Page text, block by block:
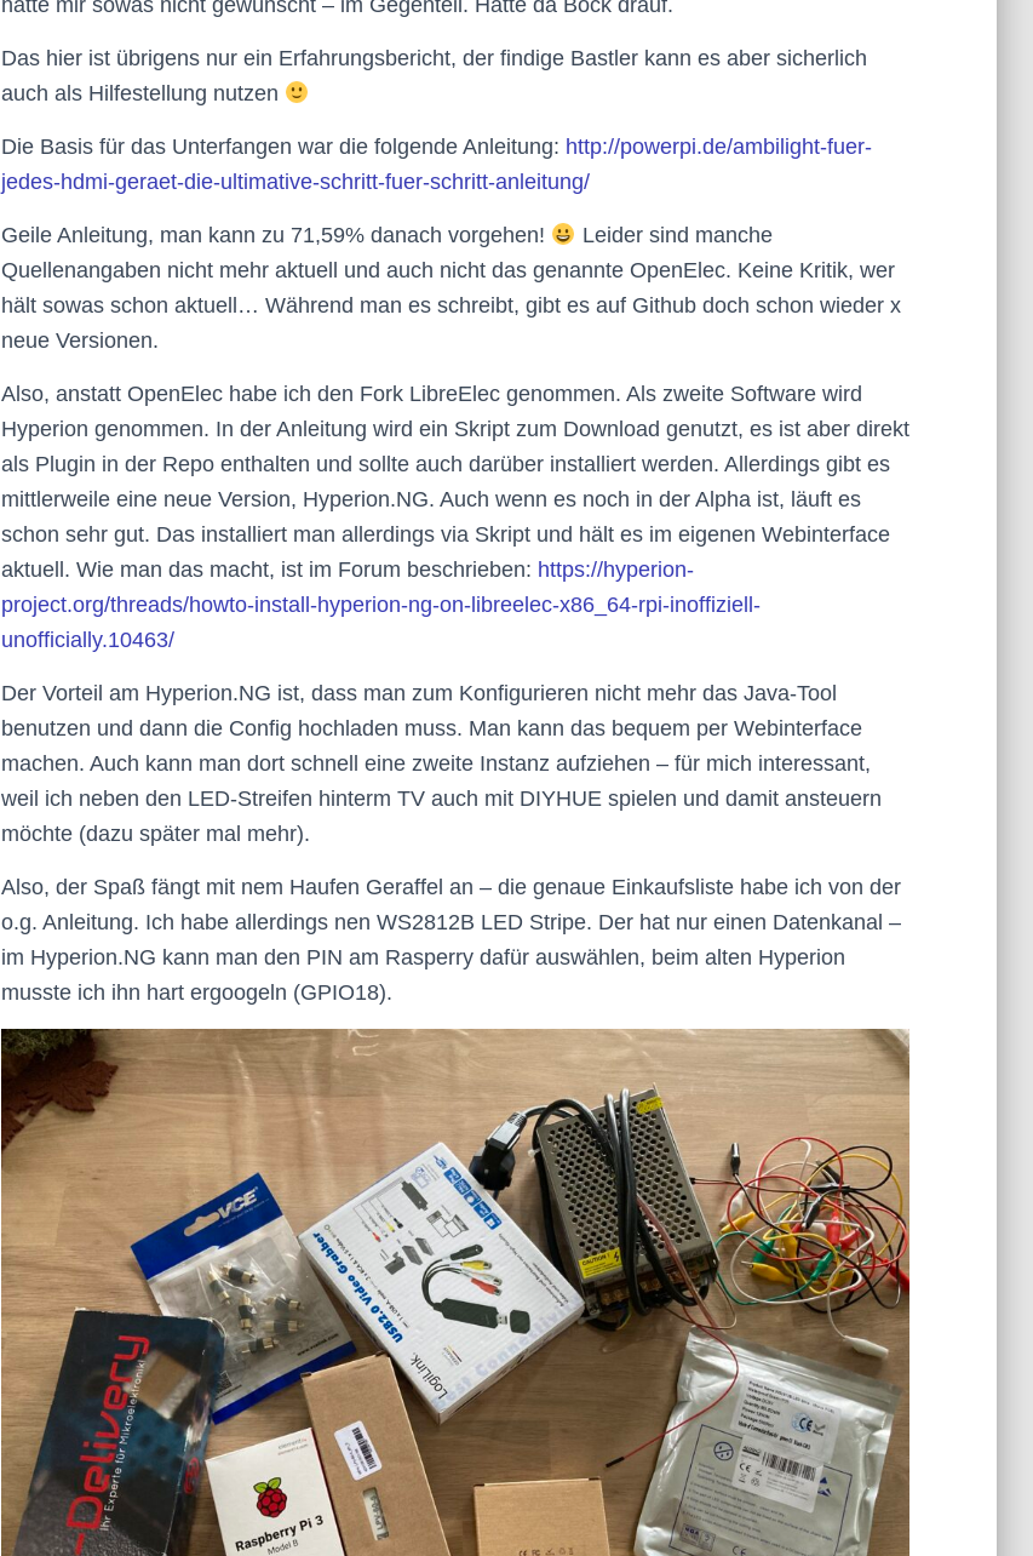
hätte mir sowas nicht gewünscht – im Gegenteil. Hatte da Bock drauf.
Das hier ist übrigens nur ein Erfahrungsbericht, der findige Bastler kann es aber sicherlich
auch als Hilfestellung nutzen
Die Basis für das Unterfangen war die folgende Anleitung: http://powerpi.de/ambilight-fuer-
jedes-hdmi-geraet-die-ultimative-schritt-fuer-schritt-anleitung/
Geile Anleitung, man kann zu 71,59% danach vorgehen!
Leider sind manche
Quellenangaben nicht mehr aktuell und auch nicht das genannte OpenElec. Keine Kritik, wer
hält sowas schon aktuell… Während man es schreibt, gibt es auf Github doch schon wieder x
neue Versionen.
Also, anstatt OpenElec habe ich den Fork LibreElec genommen. Als zweite Software wird
Hyperion genommen. In der Anleitung wird ein Skript zum Download genutzt, es ist aber direkt
als Plugin in der Repo enthalten und sollte auch darüber installiert werden. Allerdings gibt es
mittlerweile eine neue Version, Hyperion.NG. Auch wenn es noch in der Alpha ist, läuft es
schon sehr gut. Das installiert man allerdings via Skript und hält es im eigenen Webinterface
aktuell. Wie man das macht, ist im Forum beschrieben: https://hyperion-
project.org/threads/howto-install-hyperion-ng-on-libreelec-x86_64-rpi-inoffiziell-
unofficially.10463/
Der Vorteil am Hyperion.NG ist, dass man zum Konfigurieren nicht mehr das Java-Tool
benutzen und dann die Config hochladen muss. Man kann das bequem per Webinterface
machen. Auch kann man dort schnell eine zweite Instanz aufziehen – für mich interessant,
weil ich neben den LED-Streifen hinterm TV auch mit DIYHUE spielen und damit ansteuern
möchte (dazu später mal mehr).
Also, der Spaß fängt mit nem Haufen Geraffel an – die genaue Einkaufsliste habe ich von der
o.g. Anleitung. Ich habe allerdings nen WS2812B LED Stripe. Der hat nur einen Datenkanal –
im Hyperion.NG kann man den PIN am Rasperry dafür auswählen, beim alten Hyperion
musste ich ihn hart ergoogeln (GPIO18).